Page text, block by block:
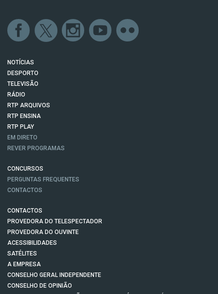
NOTÍCIAS
DESPORTO
TELEVISÃO
RÁDIO
RTP ARQUIVOS
RTP ENSINA
RTP PLAY
EM DIRETO
REVER PROGRAMAS
CONCURSOS
PERGUNTAS FREQUENTES
CONTACTOS
CONTACTOS
PROVEDORA DO TELESPECTADOR
PROVEDORA DO OUVINTE
ACESSIBILIDADES
SATÉLITES
A EMPRESA
CONSELHO GERAL INDEPENDENTE
CONSELHO DE OPINIÃO